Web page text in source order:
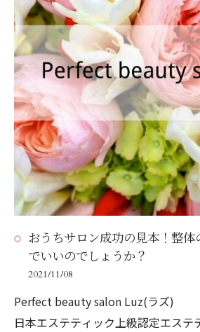
おうちサロン成功の見本！整体
でいいのでしょうか？
2021/11/08
Perfect beauty salon Luz(ラズ)
日本エステティック上級認定エステ